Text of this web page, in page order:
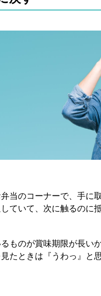
当のコーナーで、手
ていて、次に触るのに
ものが賞味期限が長
たときは『うわっ』と